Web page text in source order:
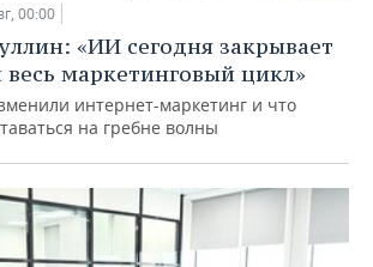
00:00
«ИИ сегодня закрывает
весь маркетинговый цикл»
интернет-маркетинг и что
на гребне волны